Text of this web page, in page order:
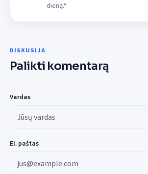
dieną.“
DISKUSIJA
Palikti komentarą
Vardas
El. paštas